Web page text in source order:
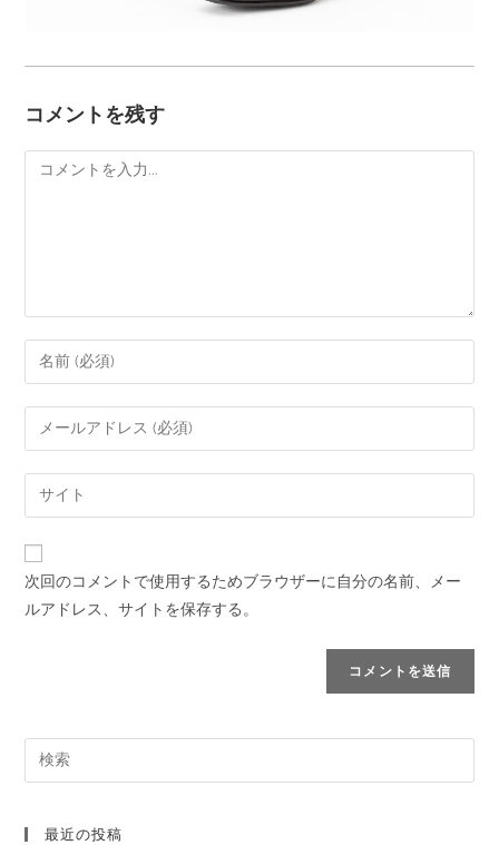
コメントを残す
次回のコメントで使用するためブラウザーに自分の名前、メー
ルアドレス、サイトを保存する。
最近の投稿